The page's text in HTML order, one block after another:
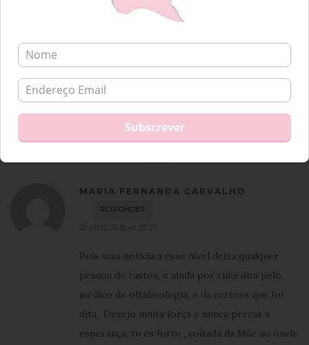
MARIA AMÉLIA
Confesso que estava aterrorizada de medo
como nunca estive… Mas já passou ? Espero
que desse lado as turras passem rápido e que
corra tudo bem.
MARIA FERNANDA CARVALHO
RESPONDER
Pois uma notícia a esse nível deixa qualquer
pessoa de rastos, e ainda por cima dita pelo
médico de oftalmologia, e da certeza que foi
dita,. Desejo muita força e nunca percas a
esperança, tu és forte , coitada da Mãe ao ouvir